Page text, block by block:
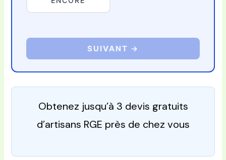
SUIVANT →
Obtenez jusqu’à 3 devis gratuits
d’artisans RGE près de chez vous